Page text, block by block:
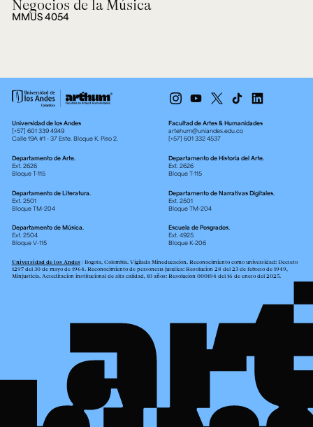
Negocios de la Música
MMUS 4054
Universidad de los Andes
[+57] 601 339 4949
Calle 19A #1 - 37 Este. Bloque K. Piso 2.
Facultad de Artes & Humanidades
artehum@uniandes.edu.co
[+57] 601 332 4537
Departamento de Arte.
Ext. 2626
Bloque T-115
Departamento de Historia del Arte.
Ext. 2626
Bloque T-115
Departamento de Literatura.
Ext. 2501
Bloque TM-204
Departamento de Narrativas Digitales.
Ext. 2501
Bloque TM-204
Departamento de Música.
Ext. 2504
Bloque V-115
Escuela de Posgrados.
Ext. 4925
Bloque K-206
Universidad de los Andes| Bogotá, Colombia. Vigilada Mineducación. Reconocimiento como universidad: Decreto
1297 del 30 de mayo de 1964. Reconocimiento de personería jurídica: Resolución 28 del 23 de febrero de 1949,
Minjusticia. Acreditación institucional de alta calidad, 10 años: Resolución 000194 del 16 de enero del 2025.